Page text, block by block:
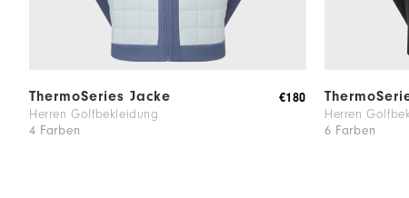
ThermoSeries Jacke
Herren Golfbekleidung
4 Farben
€180
Herren
6 Farben